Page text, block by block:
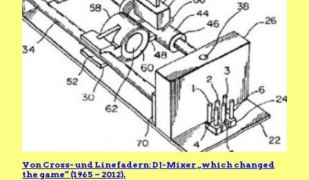
Von Cross- und Linefadern: DJ-Mixer „which changed
the game“ (1965 – 2012).